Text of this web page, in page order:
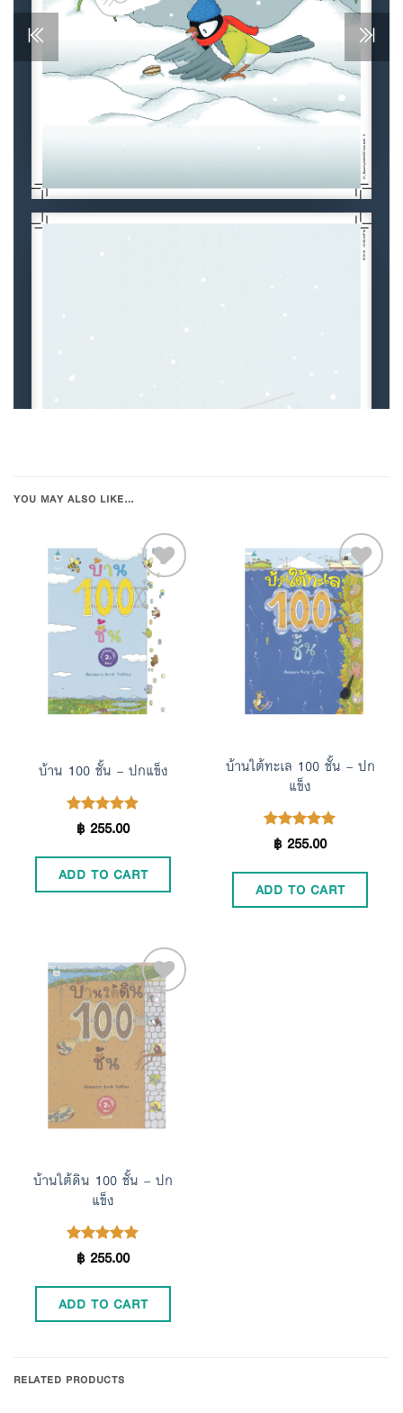
YOU MAY ALSO LIKE…
Add to
Wishlist
บ้าน 100 ชั้น – ปกแข็ง
Rated4.90
฿255.00
ADD TO CART
Add to
Wishlist
บ้านใต้ทะเล 100 ชั้น – ปก
แข็ง
Rated4.96
฿255.00
ADD TO CART
Add to
Wishlist
บ้านใต้ดิน 100 ชั้น – ปก
แข็ง
Rated5.00
฿255.00
ADD TO CART
RELATED PRODUCTS